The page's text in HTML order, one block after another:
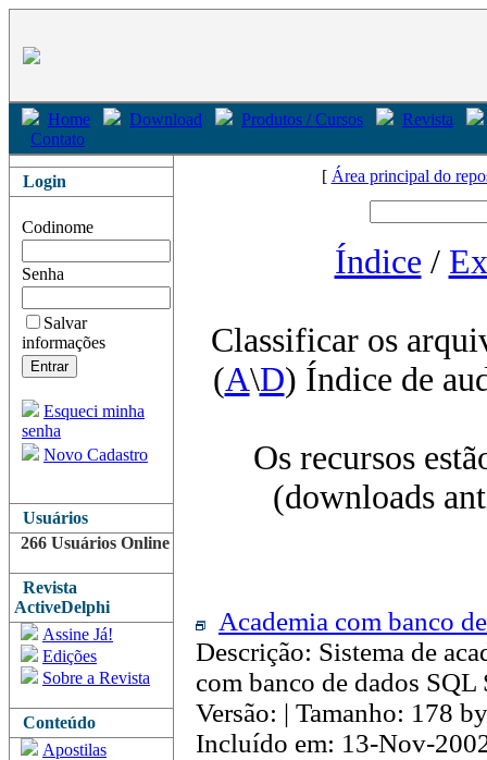
Home Download Produtos / Cursos
Revista
Contato
Login
Codinome
Senha
Salvar
informações
Esqueci minha
senha
Novo Cadastro
Usuários
266 Usuários Online
Revista
ActiveDelphi
Assine Já!
Edições
Sobre a Revista
Conteúdo
Apostilas
[ Área principal do
Índice /
Classificar os
(A\D) Índice de
Os recursos
(downloads
Academia com banco
Descrição: Sistema de
com banco de dados SQL
Versão: | Tamanho: 178
Incluído em: 13-Nov-